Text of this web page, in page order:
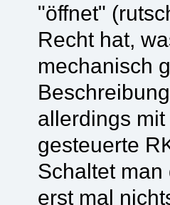
"öffnet"
Recht hat,
mechanisch
allerdings
gesteuerte
Schaltet
erst mal